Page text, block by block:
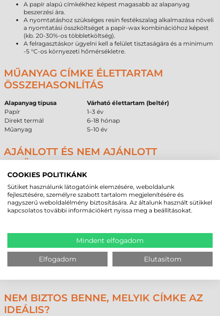
A papír alapú címkékhez képest magasabb az alapanyag
beszerzési ára.
A nyomtatáshoz szükséges resin festékszalag alkalmazása növeli
a nyomtatási összköltséget a papír-wax kombinációhoz képest
(kb. 20-30%-os többletköltség).
A felragasztáskor ügyelni kell a felület tisztaságára és a minimum
-5 °C-os környezeti hőmérsékletre.
MŰANYAG CÍMKE ÉLETTARTAM
ÖSSZEHASONLÍTÁS
Alapanyag típusa
Várható élettartam (beltér)
Papír
1–3 év
Direkt termál
6–18 hónap
Műanyag
5–10 év
AJÁNLOTT ÉS NEM AJÁNLOTT
FELÜLETEK
A következő táblázat segít a beszerzési döntés meghozatalában,
figyelembe véve a ragasztó és az alapanyag fizikai határait különböző
felületeken.
Ajánlott Feltételes
Nem ajánlott
Strukturált
műanyag
Festett fémfelületek
Enyhén poros
Szilikonos bevonat
Porszórt
Erősen szennyezett,
NEM BIZTOS BENNE, MELYIK CÍMKE AZ
IDEÁLIS?
COOKIES POLITIKÁNK
Sütiket használunk látogatóink elemzésére, weboldalunk
fejlesztésére, személyre szabott tartalom megjelenítésére és
nagyszerű weboldalélmény biztosítására. Az általunk használt sütikkel
kapcsolatos további információkért nyissa meg a beállításokat.
Mindent elfogadom
Elfogadom Elutasítom